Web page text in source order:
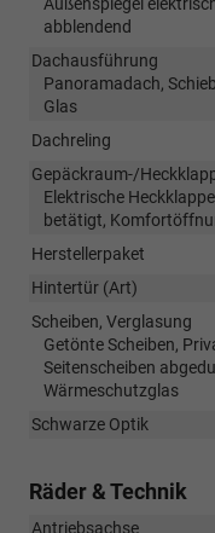
abblendend
Dachausführung
Panoramadach,
Glas
Dachreling
Gepäckraum-/
Elektrische
betätigt,
Herstellerpaket
Hintertür (Art)
Scheiben, Verglasung
Getönte Scheiben,
Seitenscheiben
Wärmeschutzglas
Schwarze Optik
Räder & Technik
Antriebsachse